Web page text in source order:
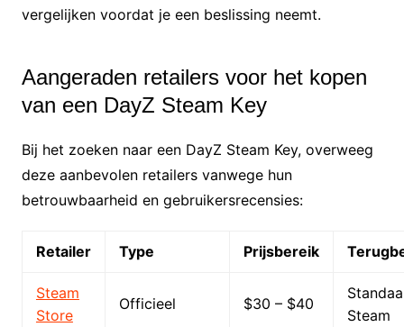
vergelijken voordat je een beslissing neemt.
Aangeraden retailers voor het kopen
van een DayZ Steam Key
Bij het zoeken naar een DayZ Steam Key, overweeg
deze aanbevolen retailers vanwege hun
betrouwbaarheid en gebruikersrecensies:
Retailer Type Prijsbereik
Steam
Store
Officieel $30 – $40
Steam